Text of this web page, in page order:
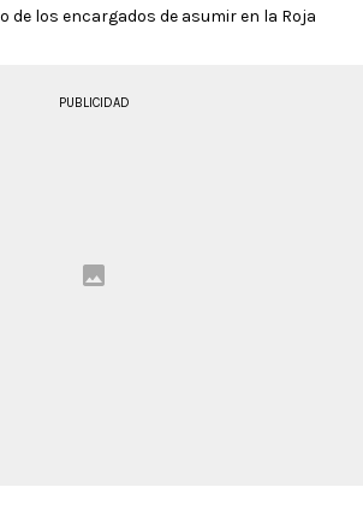
de los encargados de asumir en la Roja
PUBLICIDAD